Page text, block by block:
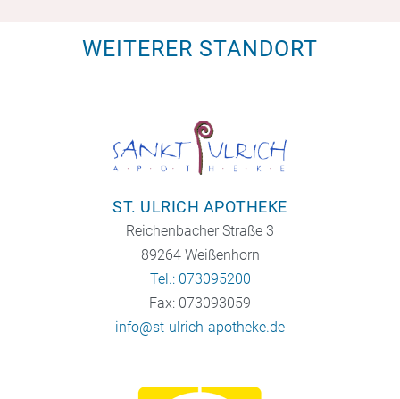
WEITERER STANDORT
ST. ULRICH APOTHEKE
Reichenbacher Straße 3
89264 Weißenhorn
Tel.: 073095200
Fax: 073093059
info@st-ulrich-apotheke.de